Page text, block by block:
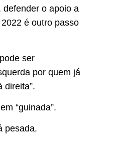
defender o apoio a
é outro passo
ser
por quem já
direita”.
“guinada”.
pesada.